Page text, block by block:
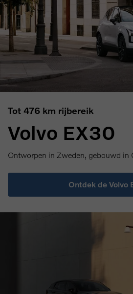
Tot 476 km rijbereik
Volvo EX30
Ontworpen in Zweden, gebouwd in
Ontdek de Volvo